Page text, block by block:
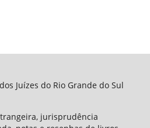
Juízes do Rio Grande do Sul
jurisprudência